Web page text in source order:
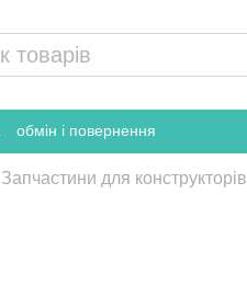
обмін і повернення
Запчастини для конструкторів